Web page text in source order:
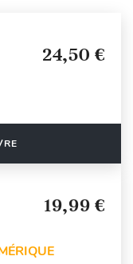
24,50 €
19,99 €